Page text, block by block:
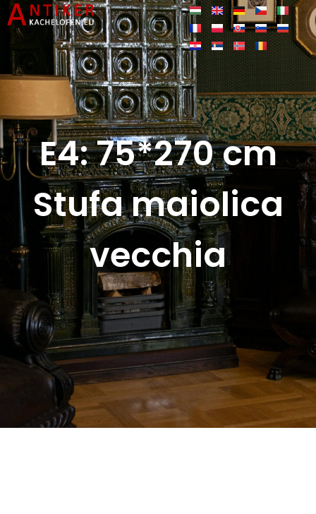
E4: 75*270 cm
Stufa maiolica
vecchia